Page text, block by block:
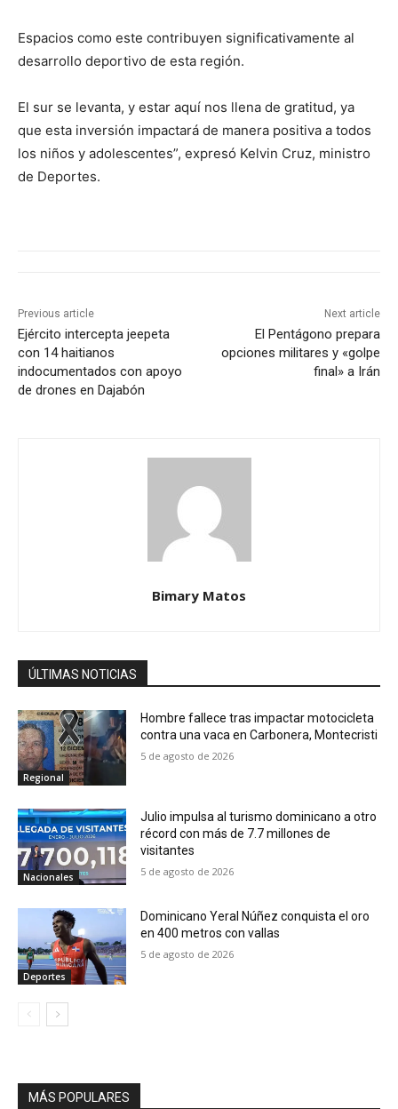
Espacios como este contribuyen significativamente al
desarrollo deportivo de esta región.
El sur se levanta, y estar aquí nos llena de gratitud, ya
que esta inversión impactará de manera positiva a todos
los niños y adolescentes”, expresó Kelvin Cruz, ministro
de Deportes.
Previous article
Ejército intercepta jeepeta
con 14 haitianos
indocumentados con apoyo
de drones en Dajabón
Next article
El Pentágono prepara
opciones militares y «golpe
final» a Irán
Bimary Matos
ÚLTIMAS NOTICIAS
Regional
Hombre fallece tras impactar motocicleta
contra una vaca en Carbonera, Montecristi
5 de agosto de 2026
Nacionales
Julio impulsa al turismo dominicano a otro
récord con más de 7.7 millones de
visitantes
5 de agosto de 2026
Deportes
Dominicano Yeral Núñez conquista el oro
en 400 metros con vallas
5 de agosto de 2026
MÁS POPULARES